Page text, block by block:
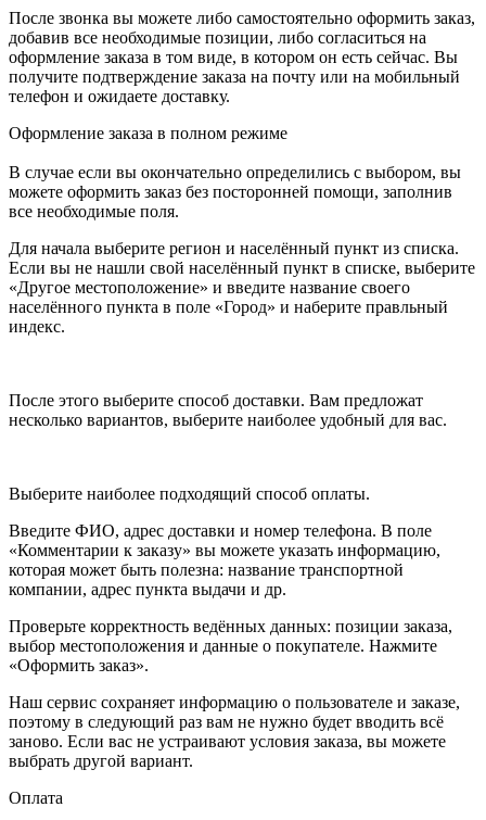
После звонка вы можете либо самостоятельно оформить заказ,
добавив все необходимые позиции, либо согласиться на
оформление заказа в том виде, в котором он есть сейчас. Вы
получите подтверждение заказа на почту или на мобильный
телефон и ожидаете доставку.
Оформление заказа в полном режиме
В случае если вы окончательно определились с выбором, вы
можете оформить заказ без посторонней помощи, заполнив
все необходимые поля.
Для начала выберите регион и населённый пункт из списка.
Если вы не нашли свой населённый пункт в списке, выберите
«Другое местоположение» и введите название своего
населённого пункта в поле «Город» и наберите правльный
индекс.
После этого выберите способ доставки. Вам предложат
несколько вариантов, выберите наиболее удобный для вас.
Выберите наиболее подходящий способ оплаты.
Введите ФИО, адрес доставки и номер телефона. В поле
«Комментарии к заказу» вы можете указать информацию,
которая может быть полезна: название транспортной
компании, адрес пункта выдачи и др.
Проверьте корректность ведённых данных: позиции заказа,
выбор местоположения и данные о покупателе. Нажмите
«Оформить заказ».
Наш сервис сохраняет информацию о пользователе и заказе,
поэтому в следующий раз вам не нужно будет вводить всё
заново. Если вас не устраивают условия заказа, вы можете
выбрать другой вариант.
Оплата